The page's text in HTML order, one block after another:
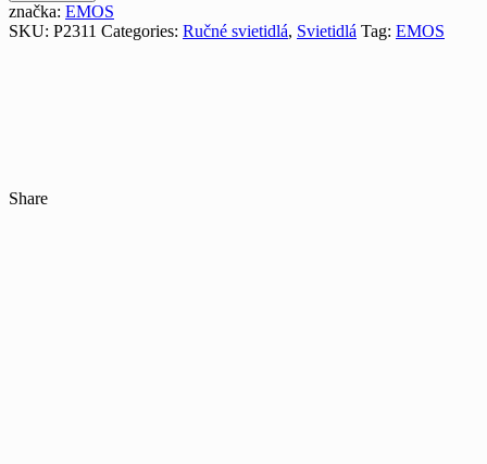
značka: EMOS
SKU: P2311 Categories: Ručné svietidlá, Svietidlá Tag: EMOS
Share